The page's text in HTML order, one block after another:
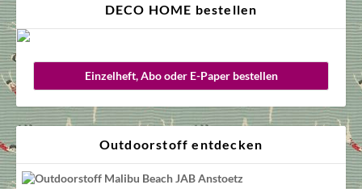
DECO HOME bestellen
Einzelheft, Abo oder E-Paper bestellen
Outdoorstoff entdecken